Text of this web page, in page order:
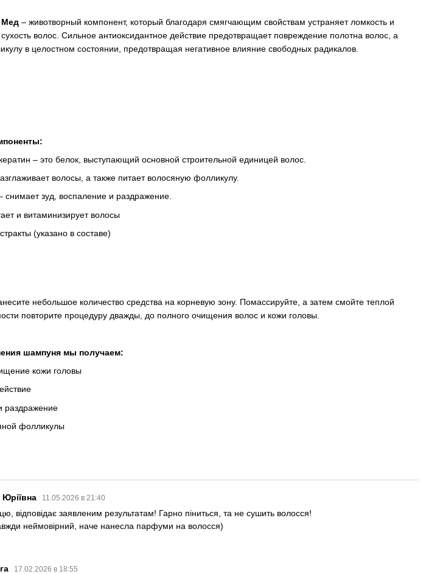
Мед – животворный компонент, который благодаря смягчающим свойствам устраняет ломкость и
сухость волос. Сильное антиоксидантное действие предотвращает повреждение полотна волос, а
в целостном состоянии, предотвращая негативное влияние свободных радикалов.
– это белок, выступающий основной строительной единицей волос.
волосы, а также питает волосяную фолликулу.
снимает зуд, воспаление и раздражение.
и витаминизирует волосы
(указано в составе)
небольшое количество средства на корневую зону. Помассируйте, а затем смойте теплой
повторите процедуру дважды, до полного очищения волос и кожи головы.
шампуня мы получаем:
кожи головы
раздражение
фолликулы
Юріївна 11.05.2026 в 21:40
відповідає заявленим результатам! Гарно піниться, та не сушить волосся!
неймовірний, наче нанесла парфуми на волосся)
17.02.2026 в 18:55